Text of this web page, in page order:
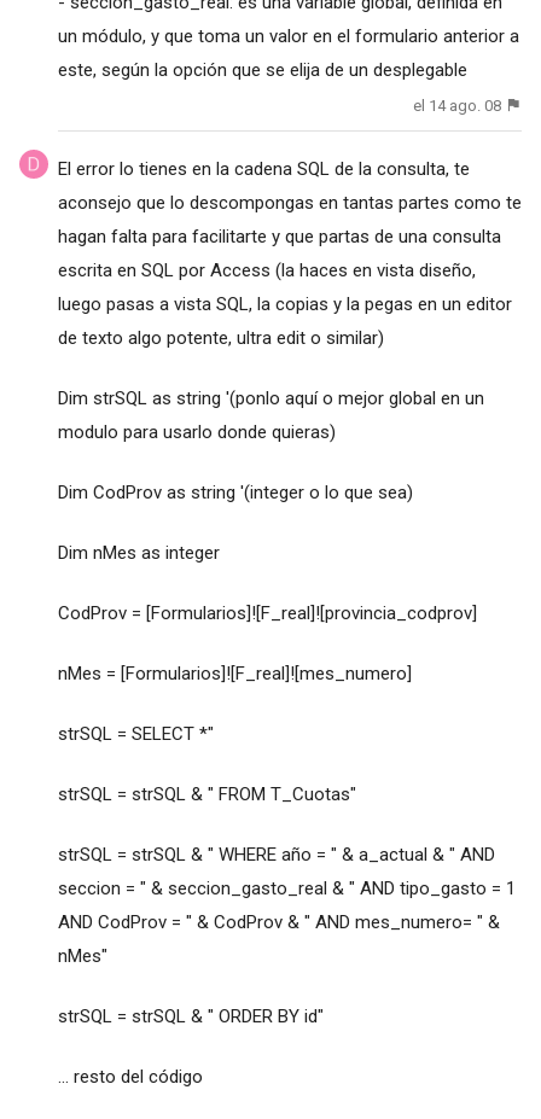
un módulo, y que toma un valor en el formulario anterior a
este, según la opción que se elija de un desplegable
el 14 ago. 08
El error lo tienes en la cadena SQL de la consulta, te
aconsejo que lo descompongas en tantas partes como te
hagan falta para facilitarte y que partas de una consulta
escrita en SQL por Access (la haces en vista diseño,
luego pasas a vista SQL, la copias y la pegas en un editor
de texto algo potente, ultra edit o similar)
Dim strSQL as string '(ponlo aquí o mejor global en un
modulo para usarlo donde quieras)
Dim CodProv as string '(integer o lo que sea)
Dim nMes as integer
CodProv = [Formularios]![F_real]![provincia_codprov]
nMes = [Formularios]![F_real]![mes_numero]
strSQL = SELECT *"
strSQL = strSQL & " FROM T_Cuotas"
strSQL = strSQL & " WHERE año = " & a_actual & " AND
seccion = " & seccion_gasto_real & " AND tipo_gasto = 1
AND CodProv = " & CodProv & " AND mes_numero= " &
nMes"
strSQL = strSQL & " ORDER BY id"
... resto del código